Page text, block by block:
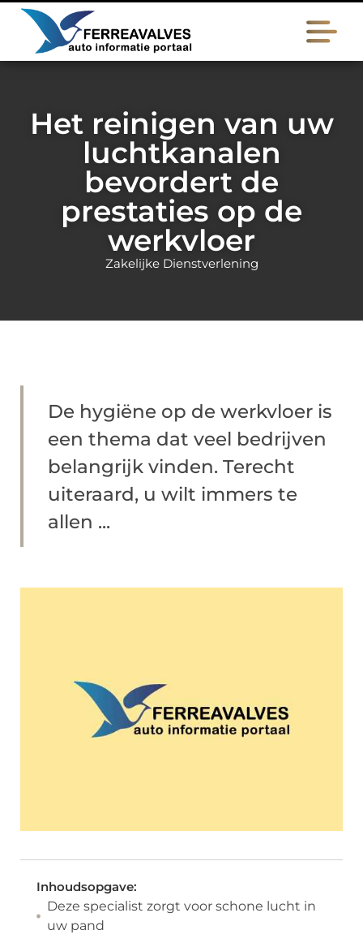
Het reinigen van uw
luchtkanalen
bevordert de
prestaties op de
werkvloer
Zakelijke Dienstverlening
De hygiëne op de werkvloer is
een thema dat veel bedrijven
belangrijk vinden. Terecht
uiteraard, u wilt immers te
allen ...
Inhoudsopgave:
Deze specialist zorgt voor schone lucht in
uw pand